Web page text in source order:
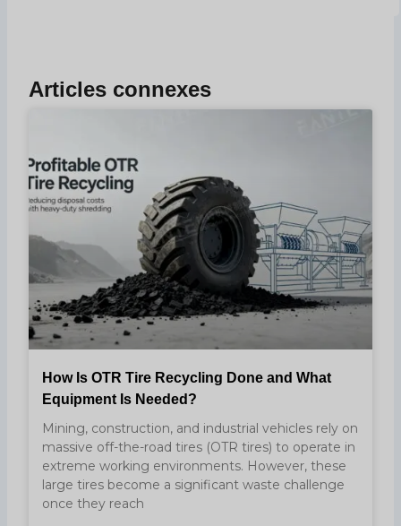
Articles connexes
How Is OTR Tire Recycling Done and What
Equipment Is Needed?
Mining, construction, and industrial vehicles rely on
massive off-the-road tires (OTR tires) to operate in
extreme working environments. However, these
large tires become a significant waste challenge
once they reach